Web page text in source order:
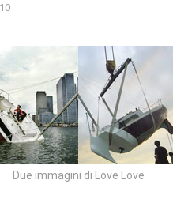
Due immagini di Love Love